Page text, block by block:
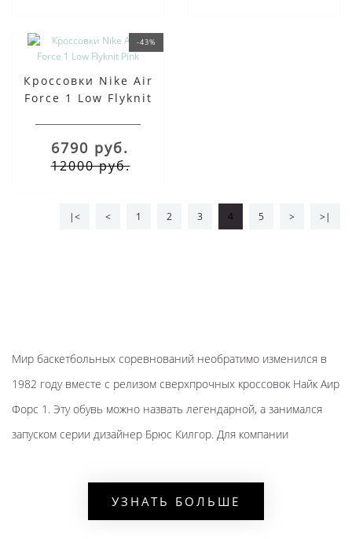
-43%
Кроссовки Nike Air
Force 1 Low Flyknit
6790 руб.
12000 руб.
|< < 1 2 3 4 5 > >|
Мир баскетбольных соревнований необратимо изменился в
1982 году вместе с релизом сверхпрочных кроссовок Найк Аир
Форс 1. Эту обувь можно назвать легендарной, а занимался
запуском серии дизайнер Брюс Килгор. Для компании
культовых обувных брендов. Россияне уже получили
возможность купить Nike Air Force 1 в нашем онлайн-магазине
УЗНАТЬ БОЛЬШЕ